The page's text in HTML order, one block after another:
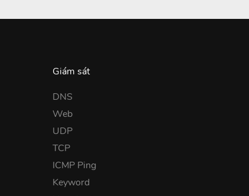
Giám sát
DNS
Web
UDP
TCP
ICMP Ping
Keyword